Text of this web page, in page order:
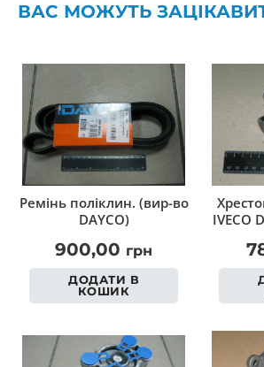
ВАС МОЖУТЬ
Ремінь поліклин. (вир-во
DAYCO)
900,00 грн
ДОДАТИ В
КОШИК
IVECO